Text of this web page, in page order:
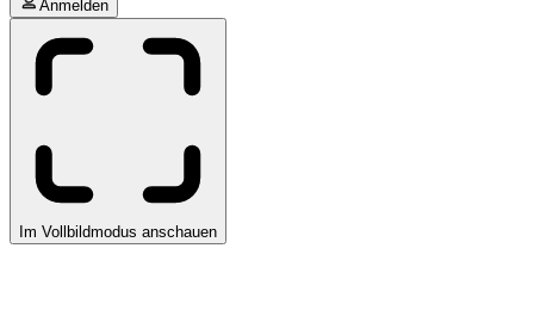
Anmelden
Im Vollbildmodus anschauen